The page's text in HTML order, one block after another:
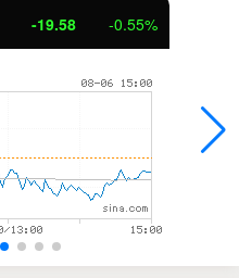
-19.58 -0.55%